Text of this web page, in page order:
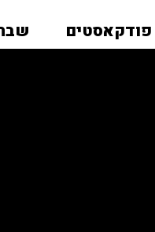
פודקאסטים